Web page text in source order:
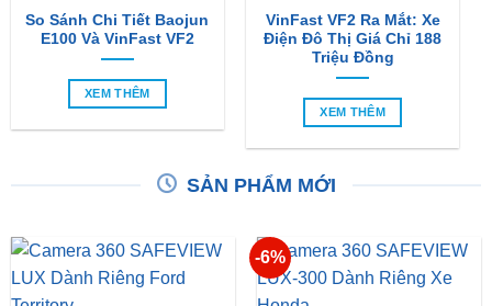
So Sánh Chi Tiết Baojun
E100 Và VinFast VF2
XEM THÊM
VinFast VF2 Ra Mắt: Xe
Điện Đô Thị Giá Chỉ 188
Triệu Đồng
XEM THÊM
SẢN PHẨM MỚI
-6%